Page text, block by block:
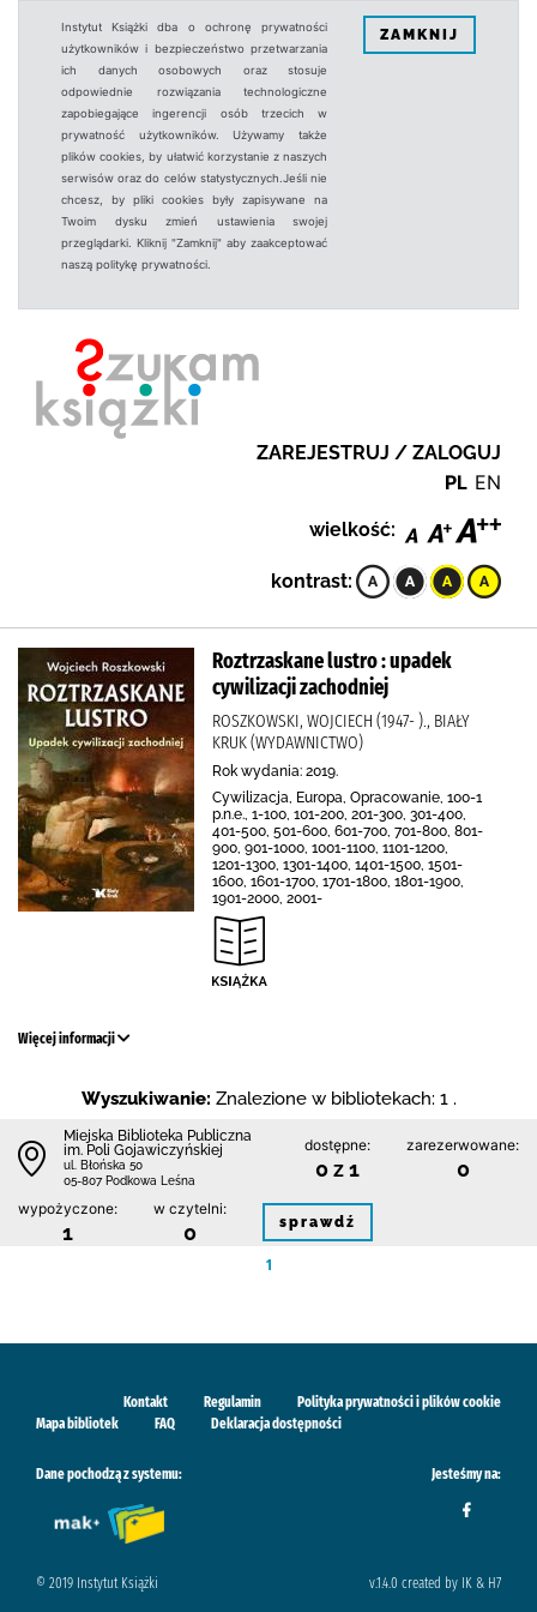
Instytut Książki dba o ochronę prywatności
użytkowników i bezpieczeństwo przetwarzania
ich danych osobowych oraz stosuje
odpowiednie rozwiązania technologiczne
zapobiegające ingerencji osób trzecich w
prywatność użytkowników. Używamy także
plików cookies, by ułatwić korzystanie z naszych
serwisów oraz do celów statystycznych.Jeśli nie
chcesz, by pliki cookies były zapisywane na
Twoim dysku zmień ustawienia swojej
przeglądarki. Kliknij "Zamknij" aby zaakceptować
naszą politykę prywatności.
ZAMKNIJ
ZAREJESTRUJ / ZALOGUJ
PL EN
wielkość:
kontrast:
Roztrzaskane lustro : upadek
cywilizacji zachodniej
ROSZKOWSKI, WOJCIECH (1947- )., BIAŁY
KRUK (WYDAWNICTWO)
Rok wydania: 2019.
Cywilizacja, Europa, Opracowanie, 100-1
p.n.e., 1-100, 101-200, 201-300, 301-400,
401-500, 501-600, 601-700, 701-800, 801-
900, 901-1000, 1001-1100, 1101-1200,
1201-1300, 1301-1400, 1401-1500, 1501-
1600, 1601-1700, 1701-1800, 1801-1900,
1901-2000, 2001-
Więcej informacji
Wyszukiwanie: Znalezione w bibliotekach: 1 .
Miejska Biblioteka Publiczna
im. Poli Gojawiczyńskiej
ul. Błońska 50
05-807 Podkowa Leśna
dostępne:
0 z 1
zarezerwowane:
0
wypożyczone:
1
w czytelni:
0 sprawdź
1
Kontakt Regulamin
Polityka prywatności i plików cookie
Mapa bibliotek
FAQ Deklaracja dostępności
Dane pochodzą z systemu: Jesteśmy na:
© 2019 Instytut Książki v.1.4.0 created by IK & H7